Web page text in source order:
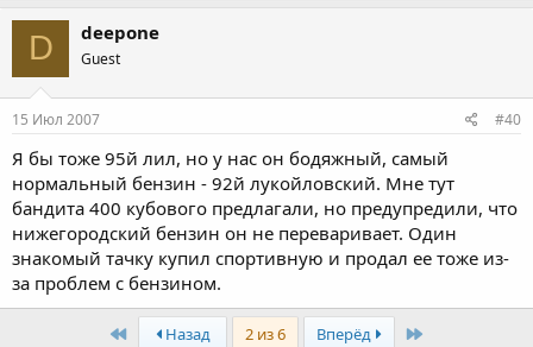
D deepone
Guest
15 Июл 2007 #40
Я бы тоже 95й лил, но у нас он бодяжный, самый
нормальный бензин - 92й лукойловский. Мне тут
бандита 400 кубового предлагали, но предупредили, что
нижегородский бензин он не переваривает. Один
знакомый тачку купил спортивную и продал ее тоже из-
за проблем с бензином.
First Назад 2 из 6 Вперёд Last